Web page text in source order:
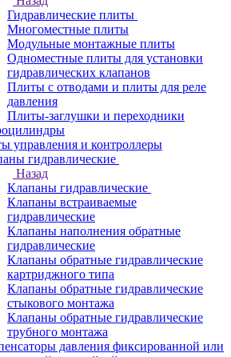
Гидравлические плиты
Многоместные плиты
Модульные монтажные плиты
Одноместные плиты для установки
гидравлических клапанов
Плиты с отводами и плиты для реле
давления
Плиты-заглушки и переходники
управления и контроллеры
гидравлические
Назад
Клапаны гидравлические
Клапаны встраиваемые
гидравлические
Клапаны наполнения обратные
гидравлические
Клапаны обратные гидравлические
картриджного типа
Клапаны обратные гидравлические
стыкового монтажа
Клапаны обратные гидравлические
трубного монтажа
давления фиксированной или